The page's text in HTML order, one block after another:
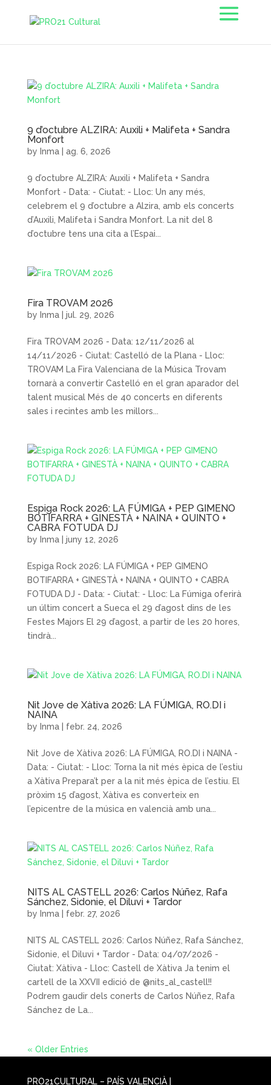
9 d’octubre ALZIRA: Auxili + Malifeta + Sandra
Monfort
by Inma| ag. 6, 2026
9 d’octubre ALZIRA: Auxili + Malifeta + Sandra
Monfort - Data: - Ciutat: - Lloc: Un any més,
celebrem el 9 d’octubre a Alzira, amb els concerts
d’Auxili, Malifeta i Sandra Monfort. La nit del 8
d’octubre tens una cita a l’Espai...
Fira TROVAM 2026
by Inma| jul. 29, 2026
Fira TROVAM 2026 - Data: 12/11/2026 al
14/11/2026 - Ciutat: Castelló de la Plana - Lloc:
TROVAM La Fira Valenciana de la Música Trovam
tornarà a convertir Castelló en el gran aparador del
talent musical Més de 40 concerts en diferents
sales i recintes amb les millors...
Espiga Rock 2026: LA FÚMIGA + PEP GIMENO
BOTIFARRA + GINESTÀ + NAINA + QUINTO +
CABRA FOTUDA DJ
by Inma| juny 12, 2026
Espiga Rock 2026: LA FÚMIGA + PEP GIMENO
BOTIFARRA + GINESTÀ + NAINA + QUINTO + CABRA
FOTUDA DJ - Data: - Ciutat: - Lloc: La Fúmiga oferirà
un últim concert a Sueca el 29 d’agost dins de les
Festes Majors El 29 d’agost, a partir de les 20 hores,
tindrà...
Nit Jove de Xàtiva 2026: LA FÚMIGA, RO.DI i
NAINA
by Inma| febr. 24, 2026
Nit Jove de Xàtiva 2026: LA FÚMIGA, RO.DI i NAINA -
Data: - Ciutat: - Lloc: Torna la nit més èpica de l’estiu
a Xàtiva Prepara’t per a la nit més èpica de l’estiu. El
pròxim 15 d’agost, Xàtiva es converteix en
l’epicentre de la música en valencià amb una...
NITS AL CASTELL 2026: Carlos Núñez, Rafa
Sánchez, Sidonie, el Diluvi + Tardor
by Inma| febr. 27, 2026
NITS AL CASTELL 2026: Carlos Núñez, Rafa Sánchez,
Sidonie, el Diluvi + Tardor - Data: 04/07/2026 -
Ciutat: Xàtiva - Lloc: Castell de Xàtiva Ja tenim el
cartell de la XXVII edició de @nits_al_castell!!
Podrem gaudir dels conerts de Carlos Núñez, Rafa
Sánchez de La...
« Older Entries
PRO21CULTURAL – PAÍS VALENCIÀ |